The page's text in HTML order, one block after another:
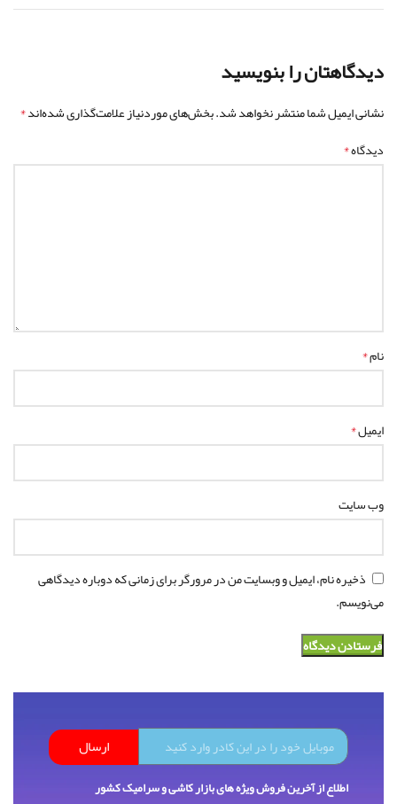
دیدگاهتان را بنویسید
نشانی ایمیل شما منتشر نخواهد شد.بخش‌های موردنیاز علامت‌گذاری شده‌اند*
دیدگاه*
نام*
ایمیل*
وب‌ سایت
ذخیره نام، ایمیل و وبسایت من در مرورگر برای زمانی که دوباره دیدگاهی
می‌نویسم.
ارسال
اطلاع از آخرین فروش ویژه های بازار کاشی و سرامیک کشور